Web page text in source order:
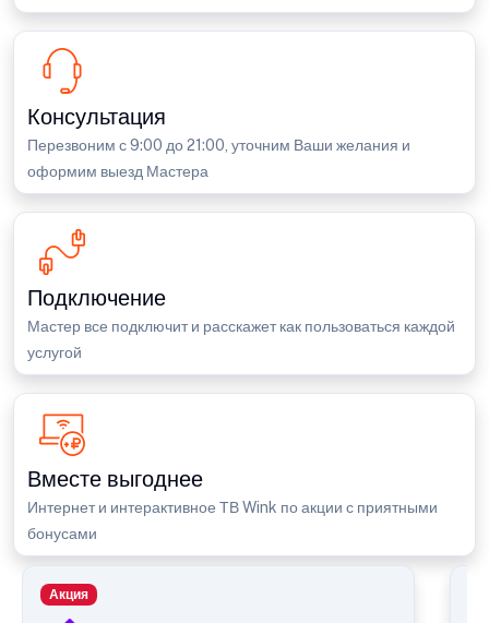
Консультация
Перезвоним с 9:00 до 21:00, уточним Ваши желания и
оформим выезд Мастера
Подключение
Мастер все подключит и расскажет как пользоваться каждой
услугой
Вместе выгоднее
Интернет и интерактивное ТВ Wink по акции с приятными
бонусами
Акция